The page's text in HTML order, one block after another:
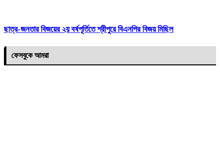
ছাত্র-জনতার বিজয়ের ২য় বর্ষপূর্তিতে শ্রীপুরে বিএনপির বিজয় মিছিল
ফেসবুকে আমরা